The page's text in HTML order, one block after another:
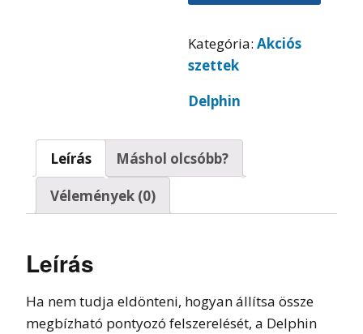
Kategória: Akciós
szettek
Delphin
Leírás
Máshol olcsóbb?
Vélemények (0)
Leírás
Ha nem tudja eldönteni, hogyan állítsa össze
megbízható pontyozó felszerelését, a Delphin